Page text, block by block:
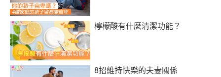
檸檬酸有什麼清潔功能？
8招維持快樂的夫妻關係